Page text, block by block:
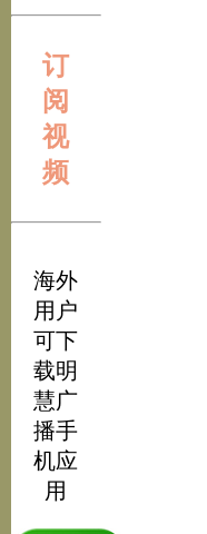
订
阅
视
频
海外
用户
可下
载明
慧广
播手
机应
用